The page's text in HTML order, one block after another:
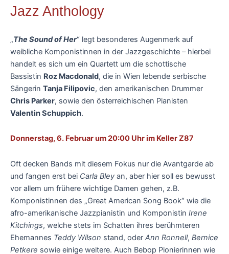
Jazz Anthology
„The Sound of Her“ legt besonderes Augenmerk auf
weibliche Komponistinnen in der Jazzgeschichte – hierbei
handelt es sich um ein Quartett um die schottische
Bassistin Roz Macdonald, die in Wien lebende serbische
Sängerin Tanja Filipovic, den amerikanischen Drummer
Chris Parker, sowie den österreichischen Pianisten
Valentin Schuppich.
Donnerstag, 6. Februar um 20:00 Uhr im Keller Z87
Oft decken Bands mit diesem Fokus nur die Avantgarde ab
und fangen erst bei Carla Bley an, aber hier soll es bewusst
vor allem um frühere wichtige Damen gehen, z.B.
Komponistinnen des „Great American Song Book“ wie die
afro-amerikanische Jazzpianistin und Komponistin Irene
Kitchings, welche stets im Schatten ihres berühmteren
Ehemannes Teddy Wilson stand, oder Ann Ronnell, Bernice
Petkere sowie einige weitere. Auch Bebop Pionierinnen wie